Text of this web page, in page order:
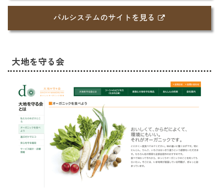
パルシステムのサイトを見る
大地を守る会